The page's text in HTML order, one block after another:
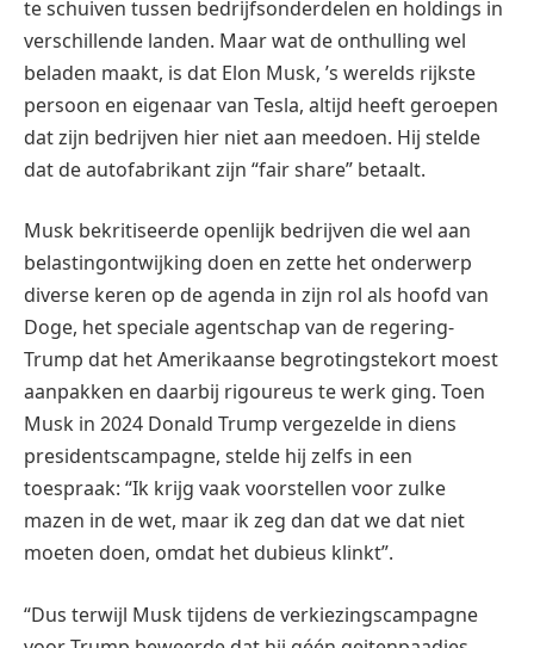
te schuiven tussen bedrijfsonderdelen en holdings in
verschillende landen. Maar wat de onthulling wel
beladen maakt, is dat Elon Musk, ’s werelds rijkste
persoon en eigenaar van Tesla, altijd heeft geroepen
dat zijn bedrijven hier niet aan meedoen. Hij stelde
dat de autofabrikant zijn “fair share” betaalt.
Musk bekritiseerde openlijk bedrijven die wel aan
belastingontwijking doen en zette het onderwerp
diverse keren op de agenda in zijn rol als hoofd van
Doge, het speciale agentschap van de regering-
Trump dat het Amerikaanse begrotingstekort moest
aanpakken en daarbij rigoureus te werk ging. Toen
Musk in 2024 Donald Trump vergezelde in diens
presidentscampagne, stelde hij zelfs in een
toespraak: “Ik krijg vaak voorstellen voor zulke
mazen in de wet, maar ik zeg dan dat we dat niet
moeten doen, omdat het dubieus klinkt”.
“Dus terwijl Musk tijdens de verkiezingscampagne